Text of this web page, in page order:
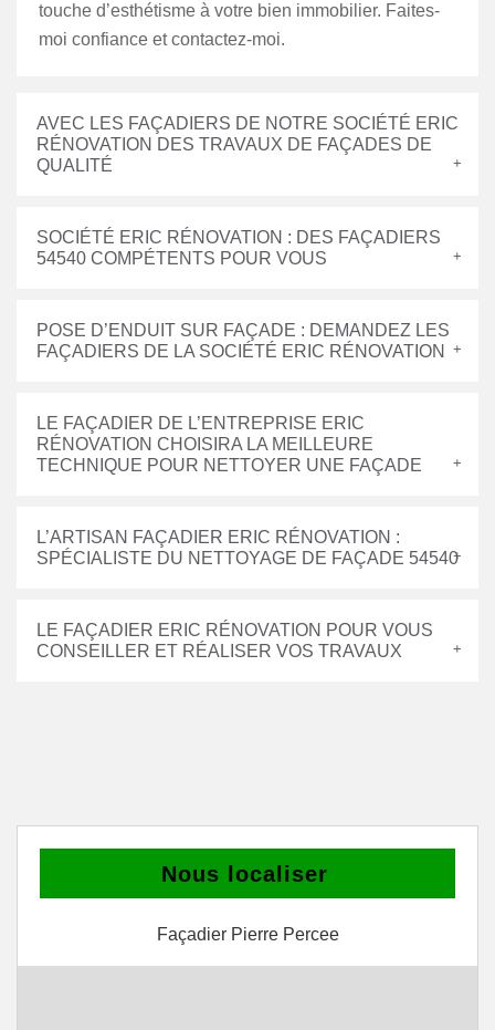
touche d’esthétisme à votre bien immobilier. Faites-
moi confiance et contactez-moi.
AVEC LES FAÇADIERS DE NOTRE SOCIÉTÉ ERIC
RÉNOVATION DES TRAVAUX DE FAÇADES DE
QUALITÉ
SOCIÉTÉ ERIC RÉNOVATION : DES FAÇADIERS
54540 COMPÉTENTS POUR VOUS
POSE D’ENDUIT SUR FAÇADE : DEMANDEZ LES
FAÇADIERS DE LA SOCIÉTÉ ERIC RÉNOVATION
LE FAÇADIER DE L’ENTREPRISE ERIC
RÉNOVATION CHOISIRA LA MEILLEURE
TECHNIQUE POUR NETTOYER UNE FAÇADE
L’ARTISAN FAÇADIER ERIC RÉNOVATION :
SPÉCIALISTE DU NETTOYAGE DE FAÇADE 54540
LE FAÇADIER ERIC RÉNOVATION POUR VOUS
CONSEILLER ET RÉALISER VOS TRAVAUX
Nous localiser
Façadier Pierre Percee